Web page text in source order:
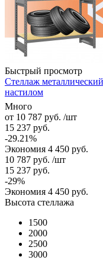
Быстрый просмотр
Стеллаж
настилом
Много
от 10 787 руб. /шт
15 237 руб.
-29.21%
Экономия 4 450 руб.
10 787 руб. /шт
15 237 руб.
-29%
Экономия 4 450 руб.
Высота стеллажа
1500
2000
2500
3000